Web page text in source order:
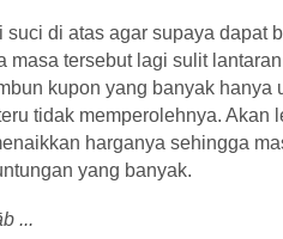
suci di atas agar supaya dapat
masa tersebut lagi sulit
kupon yang banyak hanya
tidak memperolehnya. Akan
harganya sehingga
yang banyak.
...